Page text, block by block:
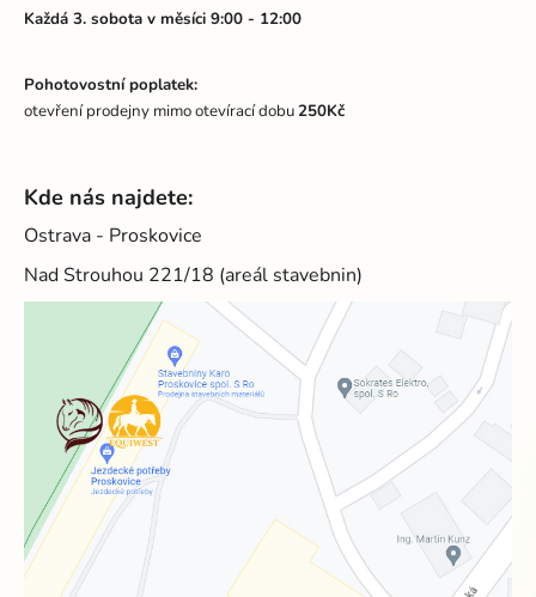
Každá 3. sobota v měsíci 9:00 - 12:00
Pohotovostní poplatek:
otevření prodejny mimo otevírací dobu250Kč
Kde nás najdete:
Ostrava - Proskovice
Nad Strouhou 221/18 (areál stavebnin)